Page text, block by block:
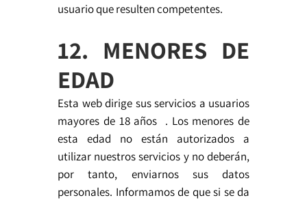
usuario que resulten competentes.
12. MENORES DE
EDAD
Esta web dirige sus servicios a usuarios
mayores de 18 años . Los menores de
esta edad no están autorizados a
utilizar nuestros servicios y no deberán,
por tanto, enviarnos sus datos
personales. Informamos de que si se da